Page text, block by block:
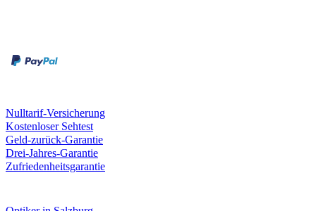
Nulltarif-Versicherung
Kostenloser Sehtest
Geld-zurück-Garantie
Drei-Jahres-Garantie
Zufriedenheitsgarantie